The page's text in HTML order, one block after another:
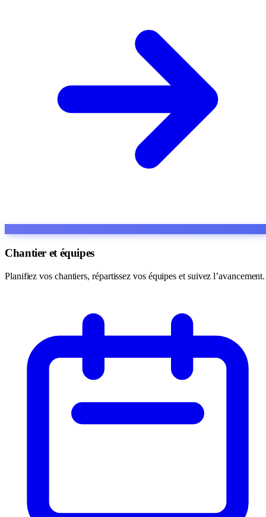
Chantier et équipes
Planifiez vos chantiers, répartissez vos équipes et suivez l’avancement.